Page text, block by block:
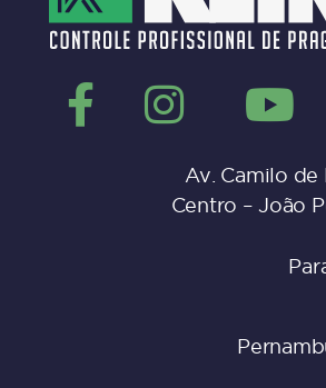
Av. Camilo de
Centro – João